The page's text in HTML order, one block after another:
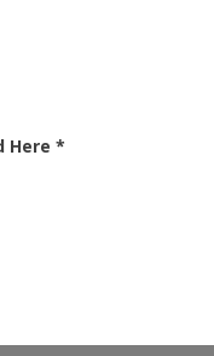
Here *